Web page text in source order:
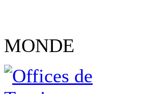
MONDE